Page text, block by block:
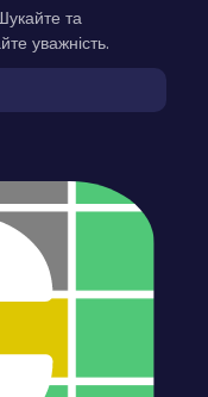
та
уважність.